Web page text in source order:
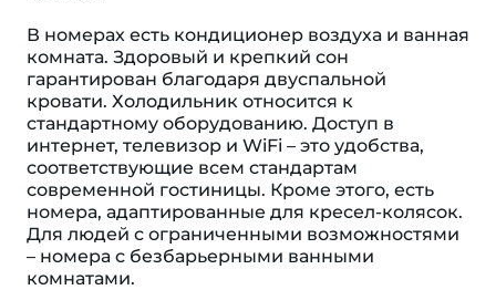
В номерах есть кондиционер воздуха и ванная
комната. Здоровый и крепкий сон
гарантирован благодаря двуспальной
кровати. Холодильник относится к
стандартному оборудованию. Доступ в
интернет, телевизор и WiFi – это удобства,
соответствующие всем стандартам
современной гостиницы. Кроме этого, есть
номера, адаптированные для кресел-колясок.
Для людей с ограниченными возможностями
– номера с безбарьерными ванными
комнатами.